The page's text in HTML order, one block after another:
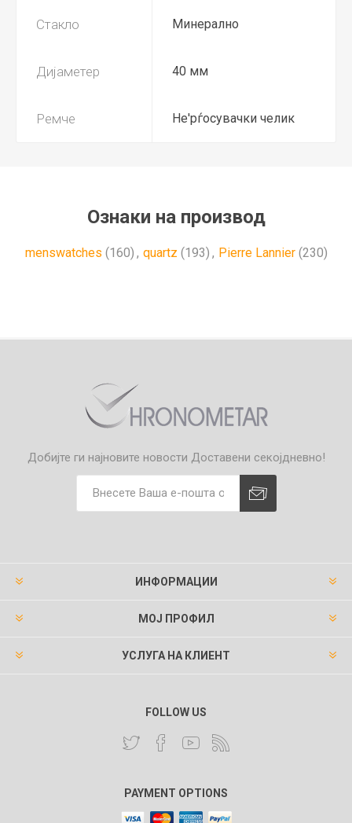
Стакло Минерално
Дијаметер 40 мм
Ремче Не'рѓосувачки челик
Ознаки на производ
menswatches (160) , quartz (193) , Pierre Lannier (230)
Добијте ги најновите новости Доставени секојдневно!
ИНФОРМАЦИИ
МОЈ ПРОФИЛ
УСЛУГА НА КЛИЕНТ
FOLLOW US
PAYMENT OPTIONS